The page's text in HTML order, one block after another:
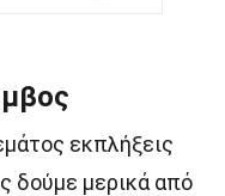
εκπλήξεις
δούμε μερικά από